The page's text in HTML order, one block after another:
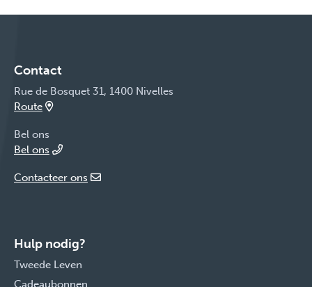
Contact
Rue de Bosquet 31, 1400 Nivelles
Route
Bel ons
Bel ons
Contacteer ons
Hulp nodig?
Tweede Leven
Cadeaubonnen